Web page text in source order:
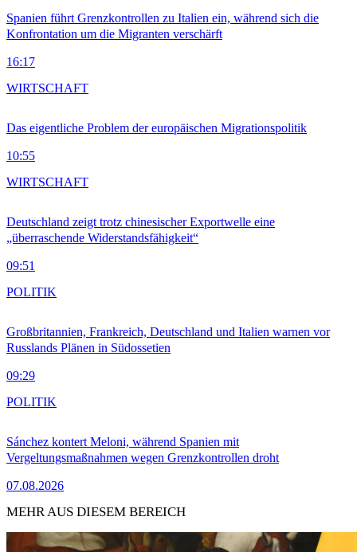
Spanien führt Grenzkontrollen zu Italien ein, während sich die
Konfrontation um die Migranten verschärft
16:17
Das eigentliche Problem der europäischen Migrationspolitik
10:55
WIRTSCHAFT
Deutschland zeigt trotz chinesischer Exportwelle eine
„überraschende Widerstandsfähigkeit“
09:51
WIRTSCHAFT
Großbritannien, Frankreich, Deutschland und Italien warnen vor
Russlands Plänen in Südossetien
09:29
POLITIK
Sánchez kontert Meloni, während Spanien mit
Vergeltungsmaßnahmen wegen Grenzkontrollen droht
07.08.2026
POLITIK
MEHR AUS DIESEM BEREICH